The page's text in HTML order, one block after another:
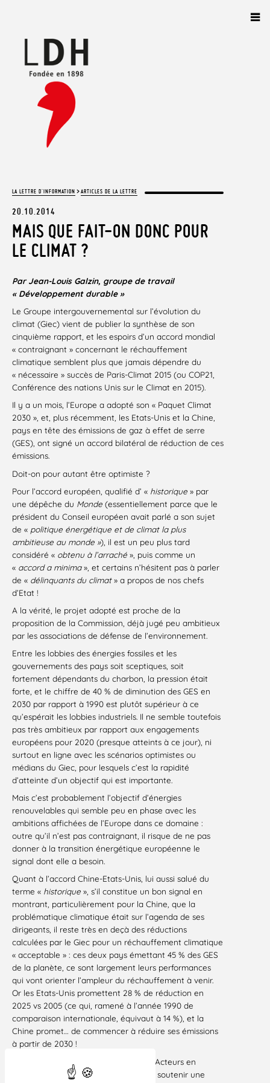
LA LETTRE D'INFORMATION >ARTICLES DE LA LETTRE
20.10.2014
MAIS QUE FAIT-ON DONC POUR
LE CLIMAT ?
Par Jean-Louis Galzin, groupe de travail
« Développement durable »
Le Groupe intergouvernemental sur l’évolution du
climat (Giec) vient de publier la synthèse de son
cinquième rapport, et les espoirs d’un accord mondial
« contraignant » concernant le réchauffement
climatique semblent plus que jamais dépendre du
« nécessaire » succès de Paris-Climat 2015 (ou COP21,
Conférence des nations Unis sur le Climat en 2015).
Il y a un mois, l’Europe a adopté son « Paquet Climat
2030 », et, plus récemment, les Etats-Unis et la Chine,
pays en tête des émissions de gaz à effet de serre
(GES), ont signé un accord bilatéral de réduction de ces
émissions.
Doit-on pour autant être optimiste ?
Pour l’accord européen, qualifié d’ « historique » par
une dépêche du Monde (essentiellement parce que le
président du Conseil européen avait parlé a son sujet
de « politique énergétique et de climat la plus
ambitieuse au monde »), il est un peu plus tard
considéré « obtenu à l’arraché », puis comme un
« accord a minima», et certains n’hésitent pas à parler
de « délinquants du climat» a propos de nos chefs
d’Etat !
A la vérité, le projet adopté est proche de la
proposition de la Commission, déjà jugé peu ambitieux
par les associations de défense de l’environnement.
Entre les lobbies des énergies fossiles et les
gouvernements des pays soit sceptiques, soit
fortement dépendants du charbon, la pression était
forte, et le chiffre de 40 % de diminution des GES en
2030 par rapport à 1990 est plutôt supérieur à ce
qu’espérait les lobbies industriels. Il ne semble toutefois
pas très ambitieux par rapport aux engagements
européens pour 2020 (presque atteints à ce jour), ni
surtout en ligne avec les scénarios optimistes ou
médians du Giec, pour lesquels c’est la rapidité
d’atteinte d’un objectif qui est importante.
Mais c’est probablement l’objectif d’énergies
renouvelables qui semble peu en phase avec les
ambitions affichées de l’Europe dans ce domaine :
outre qu’il n’est pas contraignant, il risque de ne pas
donner à la transition énergétique européenne le
signal dont elle a besoin.
Quant à l’accord Chine-Etats-Unis, lui aussi salué du
terme « historique », s’il constitue un bon signal en
montrant, particulièrement pour la Chine, que la
problématique climatique était sur l’agenda de ses
dirigeants, il reste très en deçà des réductions
calculées par le Giec pour un réchauffement climatique
« acceptable » : ces deux pays émettant 45 % des GES
de la planète, ce sont largement leurs performances
qui vont orienter l’ampleur du réchauffement à venir.
Or les Etats-Unis promettent 28 % de réduction en
2025 vs 2005 (ce qui, ramené à l’année 1990 de
comparaison internationale, équivaut à 14 %), et la
Chine promet… de commencer à réduire ses émissions
à partir de 2030 !
La LDH, membre de la coalition « Les Acteurs en
transition énergétique », continuera à soutenir une